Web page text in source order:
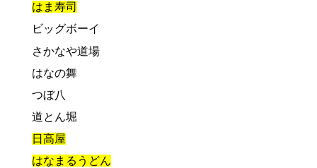
はま寿司
ビッグボーイ
さかなや道場
はなの舞
つぼ八
道とん堀
日高屋
はなまるうどん